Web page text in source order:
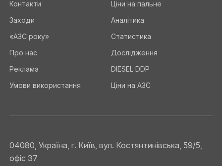
Контакти
Заходи
«АЗС року»
Про нас
Реклама
Умови використання
Ціни на пальне
Аналітика
Статистика
Дослідження
DIESEL DDP
Ціни на АЗС
04080, Україна, г. Київ, вул. Костянтинівська, 59/5,
офіс 37